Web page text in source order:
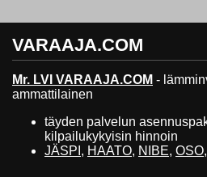
VARAAJA.COM
Mr. LVI VARAAJA.COM -
ammattilainen
täyden palvelun
kilpailukykyisin hinnoin
JÄSPI , HAATO, NIBE, OSO,